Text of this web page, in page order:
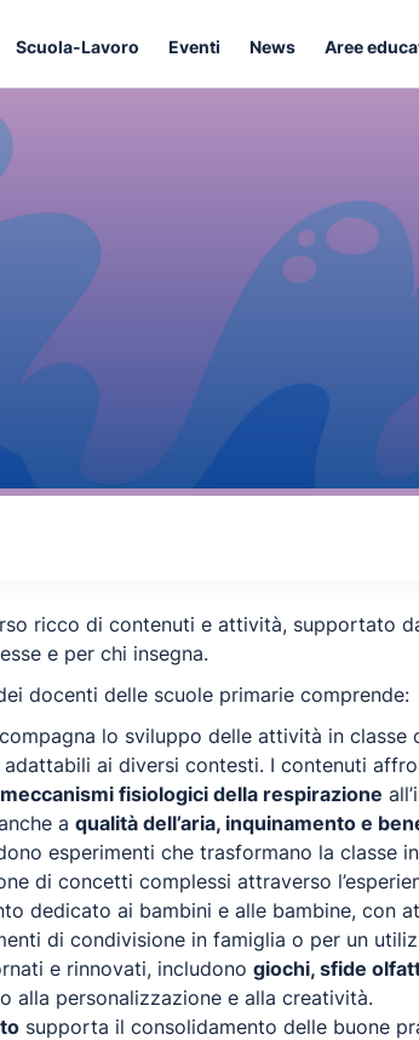
Scuola-Lavoro Eventi News Aree
ricco di contenuti e attività, supportato
e per chi insegna.
docenti delle scuole primarie comprende:
lo sviluppo delle attività in
adattabili ai diversi contesti. I contenuti
meccanismi fisiologici della respirazione
a qualità dell’aria, inquinamento e
esperimenti che trasformano la classe
di concetti complessi attraverso
dedicato ai bambini e alle bambine, con
di condivisione in famiglia o per un
e rinnovati, includono giochi, sfide
alla personalizzazione e alla creatività.
supporta il consolidamento delle buone